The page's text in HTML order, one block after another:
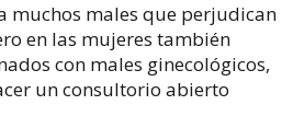
muchos males que perjudican
en las mujeres también
con males ginecológicos,
un consultorio abierto